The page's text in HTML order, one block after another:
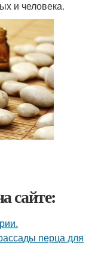
и человека.
сайте:
перца для